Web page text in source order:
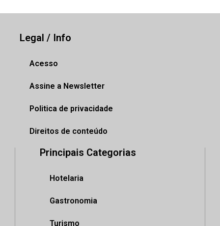
Legal / Info
Acesso
Assine a Newsletter
Politica de privacidade
Direitos de conteúdo
Principais Categorias
Hotelaria
Gastronomia
Turismo